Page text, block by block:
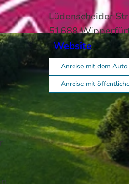
Lüdenscheider
51688
Website
Anreise mit dem Auto
Anreise mit